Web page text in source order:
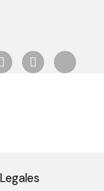
Legales